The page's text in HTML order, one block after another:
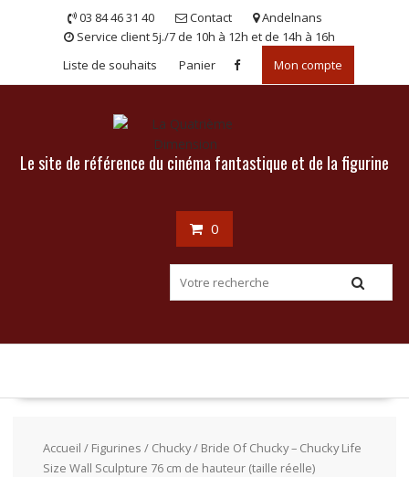
03 84 46 31 40 Contact
Andelnans
Service client 5j./7 de 10h à 12h et de 14h à 16h
Liste de souhaits
Panier Mon compte
Le site de référence du cinéma fantastique et de la figurine
0
Accueil / Figurines / Chucky/ Bride Of Chucky – Chucky Life
Size Wall Sculpture 76 cm de hauteur (taille réelle)